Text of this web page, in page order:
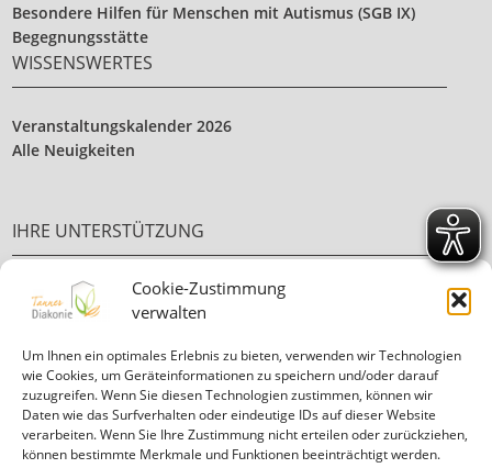
Cookie-Zustimmung
verwalten
Um Ihnen ein optimales Erlebnis zu bieten, verwenden wir Technologien
wie Cookies, um Geräteinformationen zu speichern und/oder darauf
zuzugreifen. Wenn Sie diesen Technologien zustimmen, können wir
Daten wie das Surfverhalten oder eindeutige IDs auf dieser Website
verarbeiten. Wenn Sie Ihre Zustimmung nicht erteilen oder zurückziehen,
können bestimmte Merkmale und Funktionen beeinträchtigt werden.
Besondere Hilfen für Menschen mit Autismus (SGB IX)
Begegnungsstätte
WISSENSWERTES
Veranstaltungskalender 2026
Alle Neuigkeiten
IHRE UNTERSTÜTZUNG
Ehrenamt
Ihre Spende